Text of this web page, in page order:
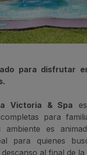
para disfrutar
Victoria & Spa
para
es
para quienes
al final de la